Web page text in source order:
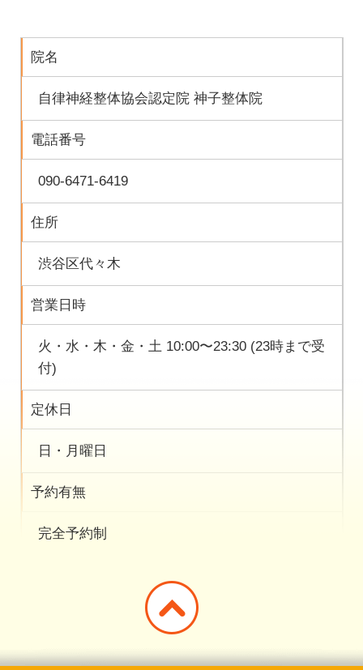
院名
自律神経整体協会認定院 神子整体院
電話番号
090-6471-6419
住所
渋谷区代々木
営業日時
火・水・木・金・土 10:00〜23:30 (23時まで受
付)
定休日
日・月曜日
予約有無
完全予約制